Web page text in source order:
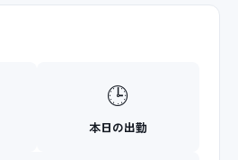
🕒
本日の出勤